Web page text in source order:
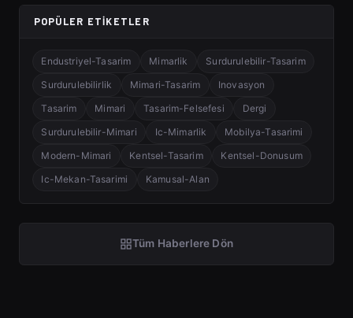
POPÜLER ETIKETLER
Endustriyel-Tasarim Mimarlik
Surdurulebilir-Tasarim
Surdurulebilirlik
Mimari-Tasarim
Inovasyon
Tasarim
Mimari Tasarim-Felsefesi
Dergi
Surdurulebilir-Mimari
Ic-Mimarlik
Mobilya-Tasarimi
Modern-Mimari
Kentsel-Tasarim
Kentsel-Donusum
Ic-Mekan-Tasarimi
Kamusal-Alan
Tüm Haberlere Dön